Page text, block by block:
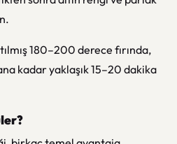
180–200 derece fırında,
kadar yaklaşık 15–20 dakika